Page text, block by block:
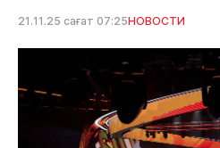
21.11.25 сағат 07:25НОВОСТИ